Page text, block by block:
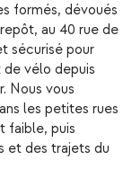
formés, dévoués
au 40 rue de
sécurisé pour
vélo depuis
Nous vous
les petites rues
faible, puis
et des trajets du